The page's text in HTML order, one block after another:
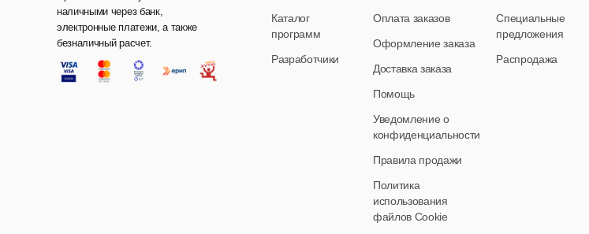
наличными через банк,
электронные платежи, а также
безналичный расчет.
Каталог
программ
Разработчики
Оплата заказов
Оформление заказа
Доставка заказа
Помощь
Уведомление о
конфиденциальности
Правила продажи
Политика
использования
файлов Cookie
Специальные
предложения
Распродажа